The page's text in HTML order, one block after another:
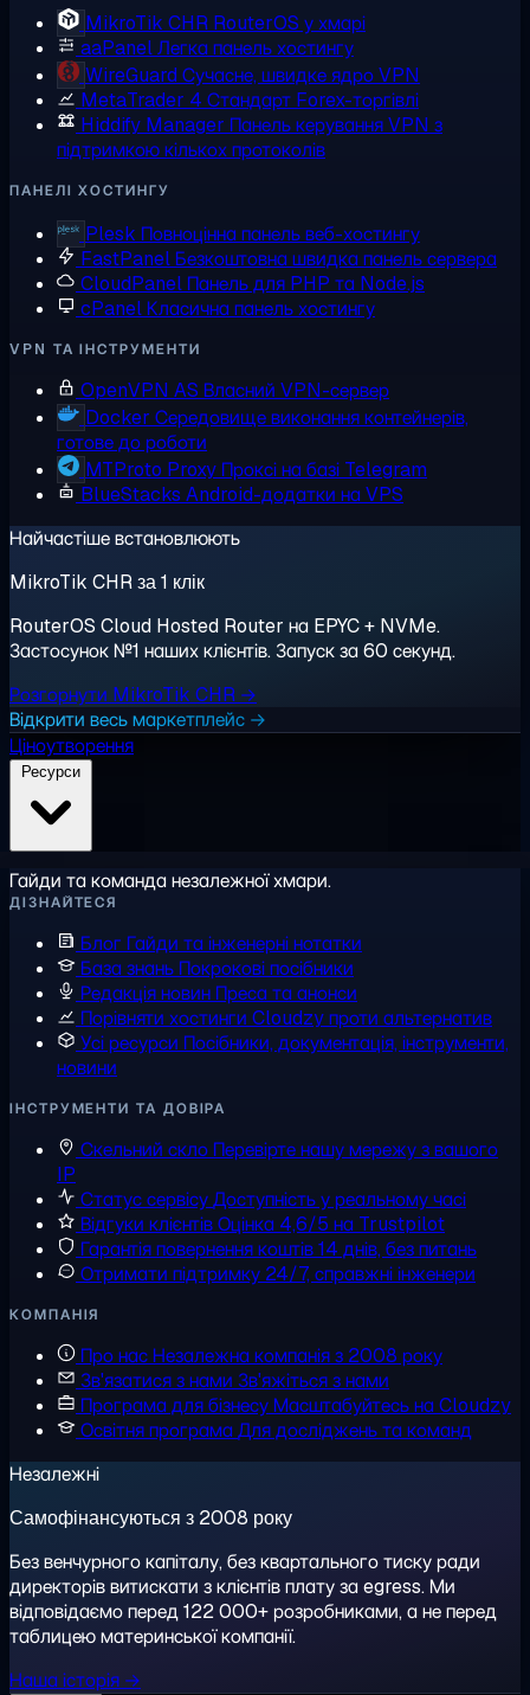
MikroTik CHR RouterOS у хмарі
aaPanelЛегка панель хостингу
WireGuard Сучасне, швидке ядро VPN
MetaTrader 4 Стандарт Forex-торгівлі
Hiddify Manager Панель керування VPN з
підтримкою кількох протоколів
ПАНЕЛІ ХОСТИНГУ
Plesk Повноцінна панель веб-хостингу
FastPanelБезкоштовна швидка панель сервера
CloudPanel Панель для PHP та Node.js
cPanelКласична панель хостингу
VPN ТА ІНСТРУМЕНТИ
OpenVPN AS Власний VPN-сервер
Docker Середовище виконання контейнерів,
готове до роботи
MTProto Proxy Проксі на базі Telegram
BlueStacks Android-додатки на VPS
Найчастіше встановлюють
MikroTik CHR за 1 клік
RouterOS Cloud Hosted Router на EPYC + NVMe.
Застосунок №1 наших клієнтів. Запуск за 60 секунд.
Розгорнути MikroTik CHR →
Відкрити весь маркетплейс →
Ціноутворення
Гайди та команда незалежної хмари.
ДІЗНАЙТЕСЯ
Блог Гайди та інженерні нотатки
База знань Покрокові посібники
Редакція новин Преса та анонси
Порівняти хостинги Cloudzy проти альтернатив
Усі ресурси Посібники, документація, інструменти,
новини
ІНСТРУМЕНТИ ТА ДОВІРА
Скельний скло Перевірте нашу мережу з вашого
IP
Статус сервісуДоступність у реальному часі
Відгуки клієнтівОцінка 4,6/5 на Trustpilot
Гарантія повернення коштів14 днів, без питань
Отримати підтримку 24/7, справжні інженери
КОМПАНІЯ
Про насНезалежна компанія з 2008 року
Зв'язатися з нами Зв'яжіться з нами
Програма для бізнесуМасштабуйтесь на Cloudzy
Освітня програмаДля досліджень та команд
Незалежні
Самофінансуються з 2008 року
Без венчурного капіталу, без квартального тиску ради
директорів витискати з клієнтів плату за egress. Ми
відповідаємо перед 122 000+ розробниками, а не перед
таблицею материнської компанії.
Наша історія →